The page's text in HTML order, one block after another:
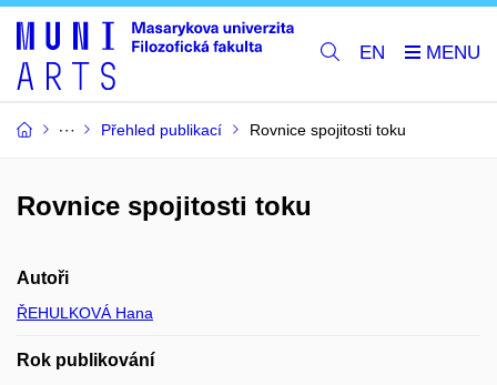
EN
Přehled publikací Rovnice spojitosti toku
Rovnice spojitosti toku
Autoři
ŘEHULKOVÁ Hana
Rok publikování